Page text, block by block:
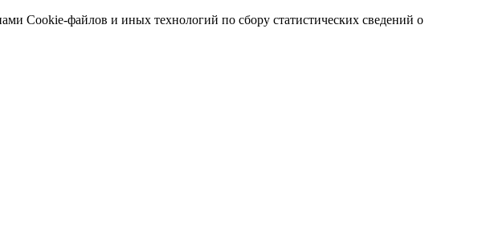
Cookie-файлов и иных технологий по сбору статистических сведений о